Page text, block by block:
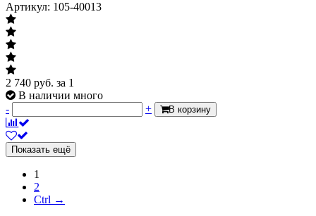
Артикул: 105-40013
2 740 руб. за 1
В наличии много
-
+ В корзину
Показать ещё
1
2
Ctrl →